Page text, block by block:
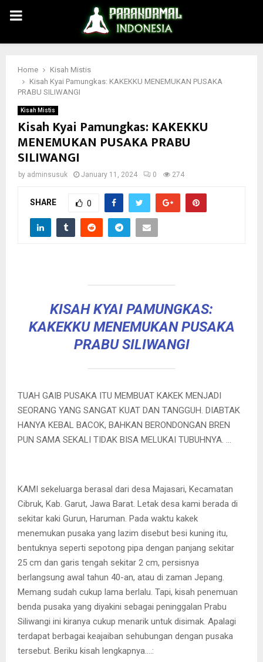
PRIMARY
MENU
Home
Kisah Mistis
Kisah Kyai Pamungkas: KAKEKKU MENEMUKAN PUSAKA
PRABU SILIWANGI
Kisah Mistis
Kisah Kyai Pamungkas: KAKEKKU
MENEMUKAN PUSAKA PRABU
SILIWANGI
by adminsusuk January 11, 2024 0 274
SHARE 0
KISAH KYAI PAMUNGKAS:
KAKEKKU MENEMUKAN PUSAKA
PRABU SILIWANGI
TUAH GAIB PUSAKA ITU MEMBUAT KAKEK MENJADI
SEORANG YANG SANGAT KUAT DAN TANGGUH. DIABTAK
HANYA KEBAL BACOK, BAHKAN BERONDONGAN BREN
PUN SAMA SEKALI TIDAK BISA MELUKAI TUBUHNYA. …
KAMI sekeluarga berasal dari desa Majasari, Kecamatan
Cibruk, Kab. Garut, Jawa Barat. Letak desa kami berada di
sekitar kaki Gurun, Haruman. Pada waktu kakek
menemukan pusaka yang lazim disebut besi kuning itu,
bentuknya seperti sepotong pipa dengan panjang sekitar
25 cm dan garis tengah sekitar 2 cm, persisnya
berlangsung awal tahun 40-an, atau di zaman Jepang.
Memang sudah cukup lama berlalu. Tapi, kisah penemuan
benda pusaka yang diyakini sebagai peninggalan Prabu
Siliwangi ini kiranya cukup menarik untuk disimak. Apalagi
terdapat berbagai keajaiban sehubungan dengan pusaka
tersebut. Beriku kisah lengkapnya….: